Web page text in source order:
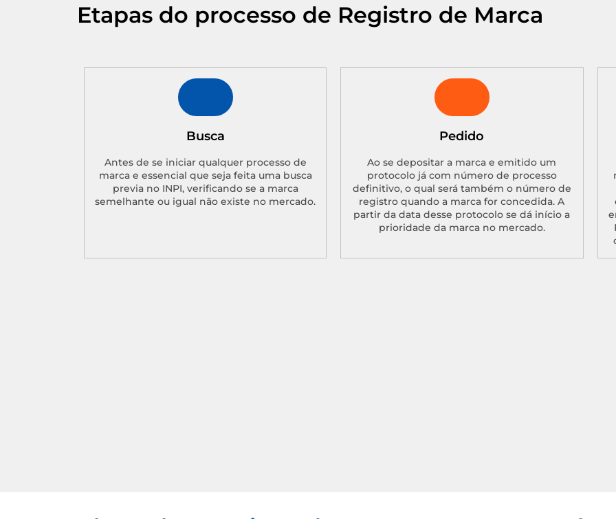
Etapas do processo de Registro de Marca
Busca
Antes de se iniciar qualquer processo de
marca e essencial que seja feita uma busca
previa no INPI, verificando se a marca
semelhante ou igual não existe no mercado.
Pedido
Ao se depositar a marca e emitido um
protocolo já com número de processo
definitivo, o qual será também o número de
registro quando a marca for concedida. A
partir da data desse protocolo se dá início a
prioridade da marca no mercado.